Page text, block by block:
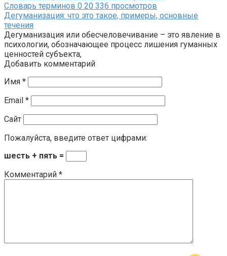
Словарь терминов 0 20 336 просмотров
Дегуманизация: что это такое, примеры, основные
течения
Дегуманизация или обесчеловечивание – это явление в
психологии, обозначающее процесс лишения гуманных
ценностей субъекта,
Добавить комментарий
Имя *
Email *
Сайт
Пожалуйста, введите ответ цифрами:
шесть + пять =
Комментарий *